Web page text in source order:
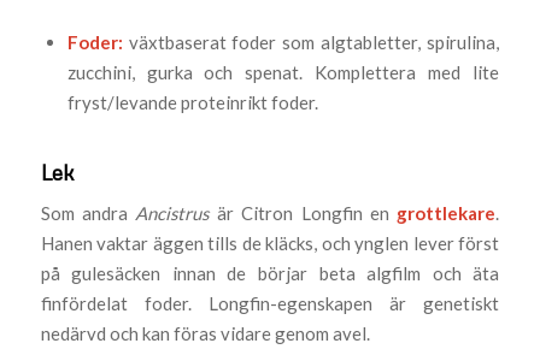
Foder: växtbaserat foder som algtabletter, spirulina,
zucchini, gurka och spenat. Komplettera med lite
fryst/levande proteinrikt foder.
Lek
Som andra Ancistrusär Citron Longfin en grottlekare.
Hanen vaktar äggen tills de kläcks, och ynglen lever först
på gulesäcken innan de börjar beta algfilm och äta
finfördelat foder. Longfin-egenskapen är genetiskt
nedärvd och kan föras vidare genom avel.